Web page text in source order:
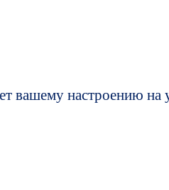
вашему настроению на